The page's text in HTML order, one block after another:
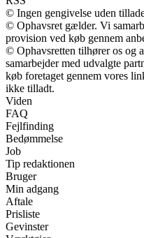
© Ingen gengivelse uden
© Ophavsret gælder. Vi
provision ved køb gennem
© Ophavsretten tilhører os og
samarbejder med udvalgte
køb foretaget gennem vores
ikke tilladt.
Viden
FAQ
Fejlfinding
Bedømmelse
Job
Tip redaktionen
Bruger
Min adgang
Aftale
Prisliste
Gevinster